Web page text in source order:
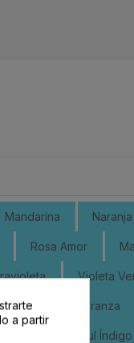
Mandarina Naranja
Rosa Amor
Violeta
Azul Esperanza
Azul Índigo
a partir